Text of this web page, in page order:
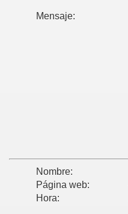
Mensaje:
Nombre:
Página web:
Hora: